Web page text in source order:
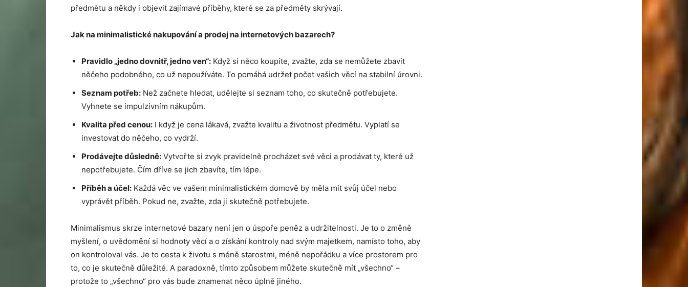
předmětu a někdy i objevit zajímavé příběhy, které se za předměty skrývají.
Jak na minimalistickénakupování a prodej na internetových bazarech?
Pravidlo „jedno dovnitř, jedno ven“: Když si něco koupíte, zvažte, zda se nemůžete zbavit
něčeho podobného, co už nepoužíváte. To pomáhá udržet počet vašich věcí na stabilní úrovni.
Seznam potřeb: Než začnete hledat, udělejte si seznam toho, co skutečně potřebujete.
Vyhnete se impulzivním nákupům.
Kvalita před cenou: I když je cena lákavá, zvažte kvalitu a životnost předmětu. Vyplatí se
investovat do něčeho, co vydrží.
Prodávejte důsledně: Vytvořte si zvyk pravidelně procházet své věci a prodávat ty, které už
nepotřebujete. Čím dříve se jich zbavíte, tím lépe.
Příběh a účel: Každá věc ve vašem minimalistickém domově by měla mít svůj účel nebo
vyprávět příběh. Pokud ne, zvažte, zda ji skutečně potřebujete.
Minimalismus skrze internetové bazary není jen o úspoře peněz a udržitelnosti. Je to o změně
myšlení, o uvědomění si hodnoty věcí a o získání kontroly nad svým majetkem, namísto toho, aby
on kontroloval vás. Je to cesta k životu s méně starostmi, méně nepořádku a více prostorem pro
to, co je skutečně důležité. A paradoxně, tímto způsobem můžete skutečně mít „všechno“ –
protože to „všechno“ pro vás bude znamenat něco úplně jiného.